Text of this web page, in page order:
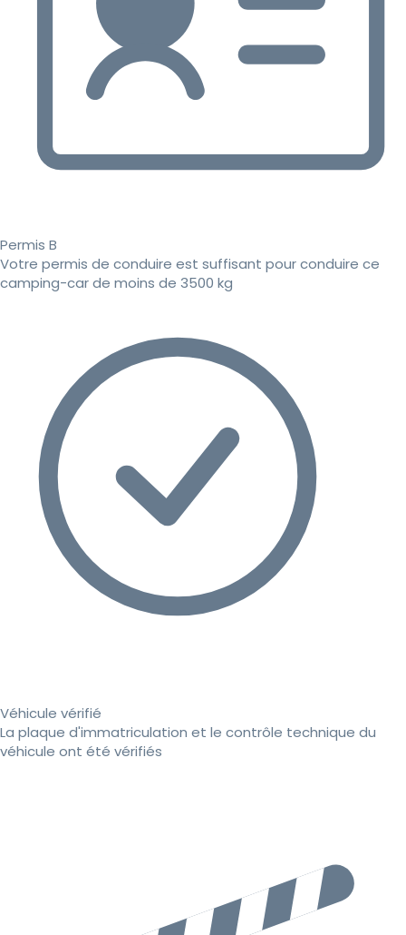
Permis B
Votre permis de conduire est suffisant pour conduire ce
camping-car de moins de 3500 kg
Véhicule vérifié
La plaque d'immatriculation et le contrôle technique du
véhicule ont été vérifiés